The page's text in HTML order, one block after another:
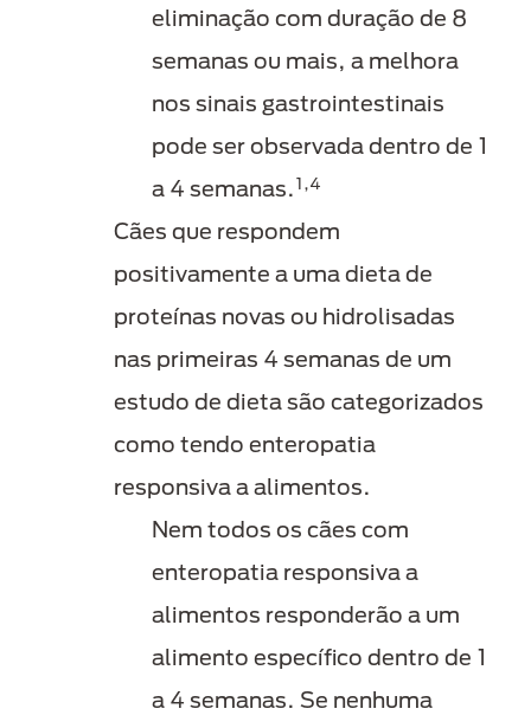
eliminação com duração de 8
semanas ou mais, a melhora
nos sinais gastrointestinais
pode ser observada dentro de 1
a 4 semanas.1,4
Cães que respondem
positivamente a uma dieta de
proteínas novas ou hidrolisadas
nas primeiras 4 semanas de um
estudo de dieta são categorizados
como tendo enteropatia
responsiva a alimentos.
Nem todos os cães com
enteropatia responsiva a
alimentos responderão a um
alimento específico dentro de 1
a 4 semanas. Se nenhuma